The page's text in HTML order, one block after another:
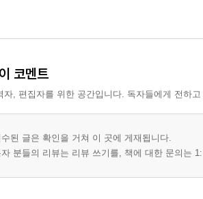
코멘트
자, 편집자를 위한 공간입니다. 독자들에게 전하
수된 글은 확인을 거쳐 이 곳에 게재됩니다.
자 분들의 리뷰는 리뷰 쓰기를, 책에 대한 문의는